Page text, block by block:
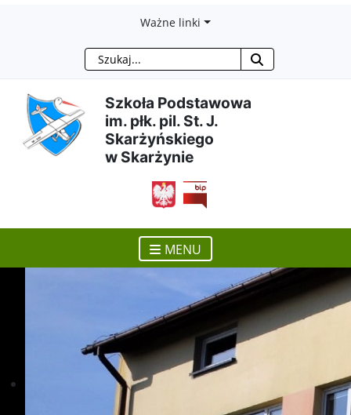
treści
głównej
menu
nawigacyjnego
wyszukiwarki
mapy
strony
Ważne linki
Szukaj
Szkoła Podstawowa
im. płk. pil. St. J.
Skarżyńskiego
w Skarżynie
otwiera się w nowym
MENU